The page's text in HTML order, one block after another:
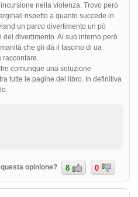
nella violenza. Trovo però
rispetto a quanto succede in
un parco divertimento un pò
divertimento. Al suo interno però
che gli dà il fascino di ua
comunque una soluzione
tutte le pagine del libro. In definitiva
opinione? 8 0